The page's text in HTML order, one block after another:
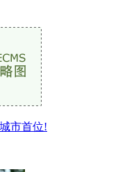
市首位!